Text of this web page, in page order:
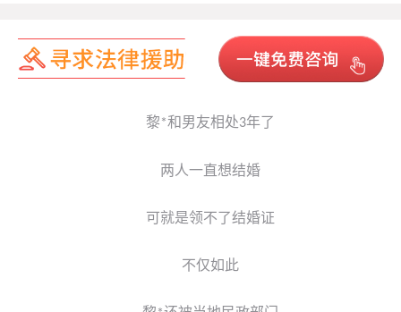
黎*和男友相处3年了
两人一直想结婚
可就是领不了结婚证
不仅如此